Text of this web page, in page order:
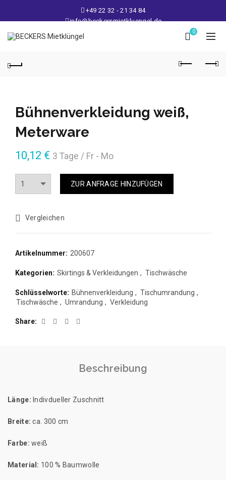
+49 22 32 - 21 34 84
info@beckersmietkluengel.de
Lager: Gutenbergstraße 1 - 50389 Wesseling
Mo - Fr: 9 – 17 Uhr, Sa: 9 – 12 Uhr
0
Bühnenverkleidung weiß,
Meterware
10,12 € 3 Tage / Fr - Mo
ZUR ANFRAGE HINZUFÜGEN
Vergleichen
Artikelnummer: 200607
Kategorien: Skirtings & Verkleidungen , Tischwäsche
Schlüsselworte: Bühnenverkleidung , Tischumrandung ,
Tischwäsche , Umrandung , Verkleidung
Share
Beschreibung
Länge: Indivdueller Zuschnitt
Breite: ca. 300 cm
Farbe: weiß
Material: 100 % Baumwolle